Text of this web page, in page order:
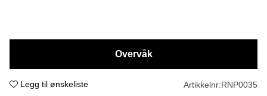
Overvåk
Legg til ønskeliste Artikkelnr:RNP0035